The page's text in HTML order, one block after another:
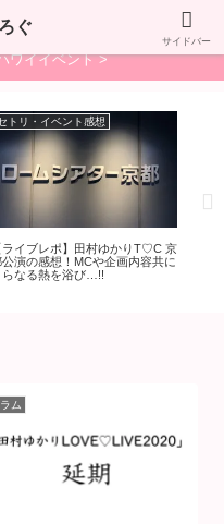
、ゆからぶろぐ！
ワイイベント >
トリ・イベント感想
ライブレポ】田村ゆかりT♡C 京
公演の感想！MCや企画内容共に
らなる熱を浴び…!!
ム
ぐ
サイドバー